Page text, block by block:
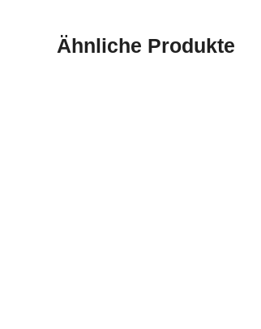
Ähnliche Produkte